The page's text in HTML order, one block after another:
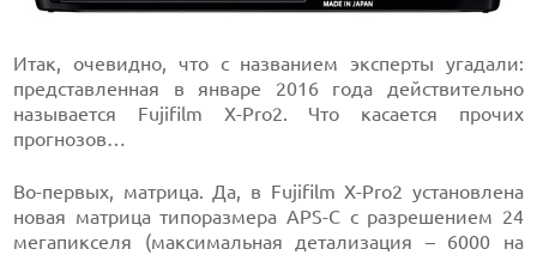
Итак, очевидно, что с названием эксперты угадали:
представленная в январе 2016 года действительно
называется Fujifilm X-Pro2. Что касается прочих
прогнозов…
Во-первых, матрица. Да, в Fujifilm X-Pro2 установлена
новая матрица типоразмера APS-C с разрешением 24
мегапикселя (максимальная детализация – 6000 на